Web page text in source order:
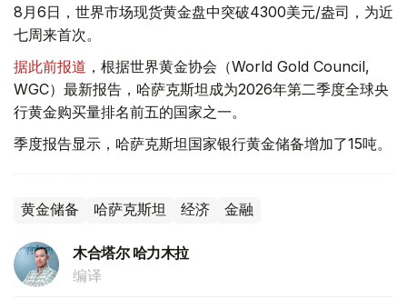
8月6日，世界市场现货黄金盘中突破4300美元/盎司，为近
七周来首次。
据此前报道 ，根据世界黄金协会（World Gold Council,
WGC）最新报告，哈萨克斯坦成为2026年第二季度全球央
行黄金购买量排名前五的国家之一。
季度报告显示，哈萨克斯坦国家银行黄金储备增加了15吨。
黄金储备 哈萨克斯坦 经济 金融
木合塔尔 哈力木拉
编译